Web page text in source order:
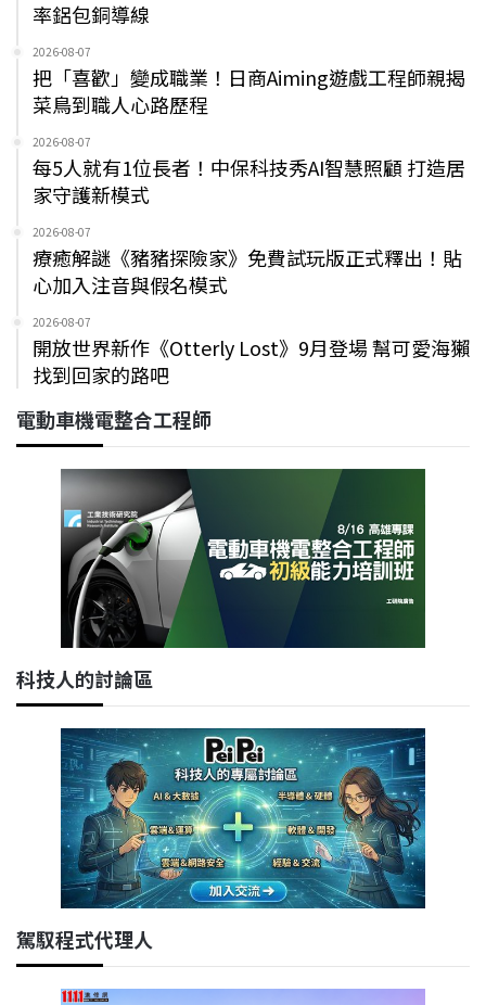
率鋁包銅導線
2026-08-07
把「喜歡」變成職業！日商Aiming遊戲工程師親揭
菜鳥到職人心路歷程
2026-08-07
每5人就有1位長者！中保科技秀AI智慧照顧 打造居
家守護新模式
2026-08-07
療癒解謎《豬豬探險家》免費試玩版正式釋出！貼
心加入注音與假名模式
2026-08-07
開放世界新作《Otterly Lost》9月登場 幫可愛海獺
找到回家的路吧
電動車機電整合工程師
科技人的討論區
駕馭程式代理人